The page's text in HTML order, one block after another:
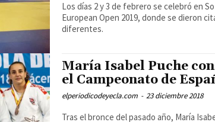
Los días 2 y 3 de febrero se celebró en
European Open 2019, donde se dieron
diferentes.
María Isabel Puche
el Campeonato de
elperiodicodeyecla.com - 23 diciembre 2018
Tras el bronce del pasado año, María